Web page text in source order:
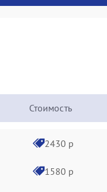
Стоимость
2430 р
1580 р